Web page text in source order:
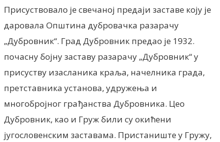
Присуствовало jе свечаноj предаjи заставе коjу jе
даровала Општина дубровачка разарачу
„Дубровник“. Град Дубровник предао jе 1932.
почасну боjну заставу разарачу „Дубровник“ у
присуству изасланика краља, начелника града,
претставника установа, удружења и
многоброjног грађанства Дубровника. Цео
Дубровник, као и Груж били су окићени
jугословенским заставама. Пристаниште у Гружу,